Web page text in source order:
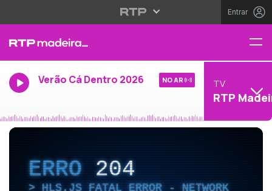
Entrar
Verão Cá Dentro 2026 NO AR TV
RTP
ERRO204
HLS.JS FATAL ERROR - NETWORK